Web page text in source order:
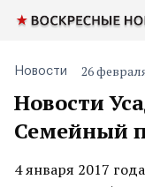
Новости
Семейный
Новости 26
4 января 2017